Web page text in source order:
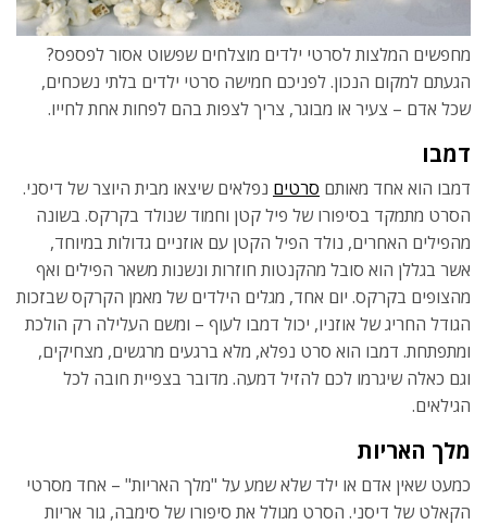
מחפשים המלצות לסרטי ילדים מוצלחים שפשוט אסור לפספס?
הגעתם למקום הנכון. לפניכם חמישה סרטי ילדים בלתי נשכחים,
שכל אדם – צעיר או מבוגר, צריך לצפות בהם לפחות אחת לחייו.
דמבו
דמבו הוא אחד מאותם סרטים נפלאים שיצאו מבית היוצר של דיסני.
הסרט מתמקד בסיפורו של פיל קטן וחמוד שנולד בקרקס. בשונה
מהפילים האחרים, נולד הפיל הקטן עם אוזניים גדולות במיוחד,
אשר בגללן הוא סובל מהקנטות חוזרות ונשנות משאר הפילים ואף
מהצופים בקרקס. יום אחד, מגלים הילדים של מאמן הקרקס שבזכות
הגודל החריג של אוזניו, יכול דמבו לעוף – ומשם העלילה רק הולכת
ומתפתחת. דמבו הוא סרט נפלא, מלא ברגעים מרגשים, מצחיקים,
וגם כאלה שיגרמו לכם להזיל דמעה. מדובר בצפיית חובה לכל
הגילאים.
מלך האריות
כמעט שאין אדם או ילד שלא שמע על "מלך האריות" – אחד מסרטי
הקאלט של דיסני. הסרט מגולל את סיפורו של סימבה, גור אריות